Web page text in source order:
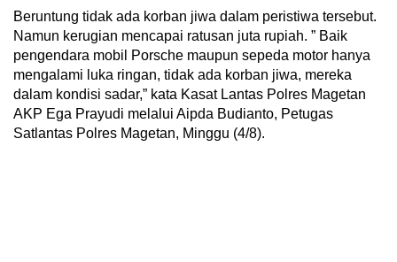
Beruntung tidak ada korban jiwa dalam peristiwa tersebut.
Namun kerugian mencapai ratusan juta rupiah. ” Baik
pengendara mobil Porsche maupun sepeda motor hanya
mengalami luka ringan, tidak ada korban jiwa, mereka
dalam kondisi sadar,” kata Kasat Lantas Polres Magetan
AKP Ega Prayudi melalui Aipda Budianto, Petugas
Satlantas Polres Magetan, Minggu (4/8).